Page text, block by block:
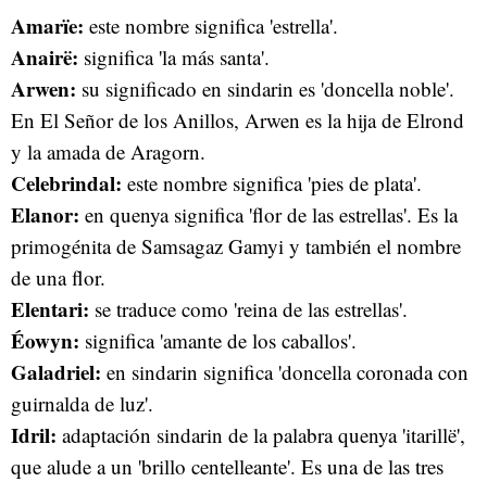
Amarïe: este nombre significa 'estrella'.
Anairë: significa 'la más santa'.
Arwen: su significado en sindarin es 'doncella noble'.
En El Señor de los Anillos, Arwen es la hija de Elrond
y la amada de Aragorn.
Celebrindal: este nombre significa 'pies de plata'.
Elanor: en quenya significa 'flor de las estrellas'. Es la
primogénita de Samsagaz Gamyi y también el nombre
de una flor.
Elentari: se traduce como 'reina de las estrellas'.
Éowyn: significa 'amante de los caballos'.
Galadriel: en sindarin significa 'doncella coronada con
guirnalda de luz'.
Idril: adaptación sindarin de la palabra quenya 'itarillë',
que alude a un 'brillo centelleante'. Es una de las tres